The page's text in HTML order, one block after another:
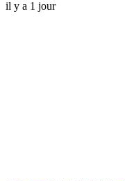
il y a 1 jour